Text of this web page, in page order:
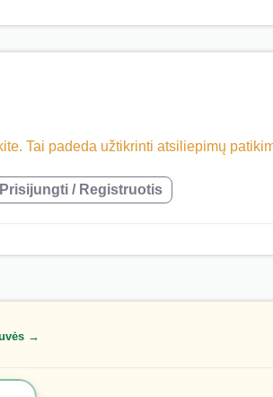
Tai padeda užtikrinti atsiliepimų
Prisijungti / Registruotis
→